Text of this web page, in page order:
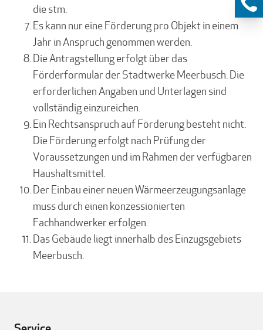
die stm.
Es kann nur eine Förderung pro Objekt in einem
Jahr in Anspruch genommen werden.
Die Antragstellung erfolgt über das
Förderformular der Stadtwerke Meerbusch. Die
erforderlichen Angaben und Unterlagen sind
vollständig einzureichen.
Ein Rechtsanspruch auf Förderung besteht nicht.
Die Förderung erfolgt nach Prüfung der
Voraussetzungen und im Rahmen der verfügbaren
Haushaltsmittel.
Der Einbau einer neuen Wärmeerzeugungsanlage
muss durch einen konzessionierten
Fachhandwerker erfolgen.
Das Gebäude liegt innerhalb des Einzugsgebiets
Meerbusch.